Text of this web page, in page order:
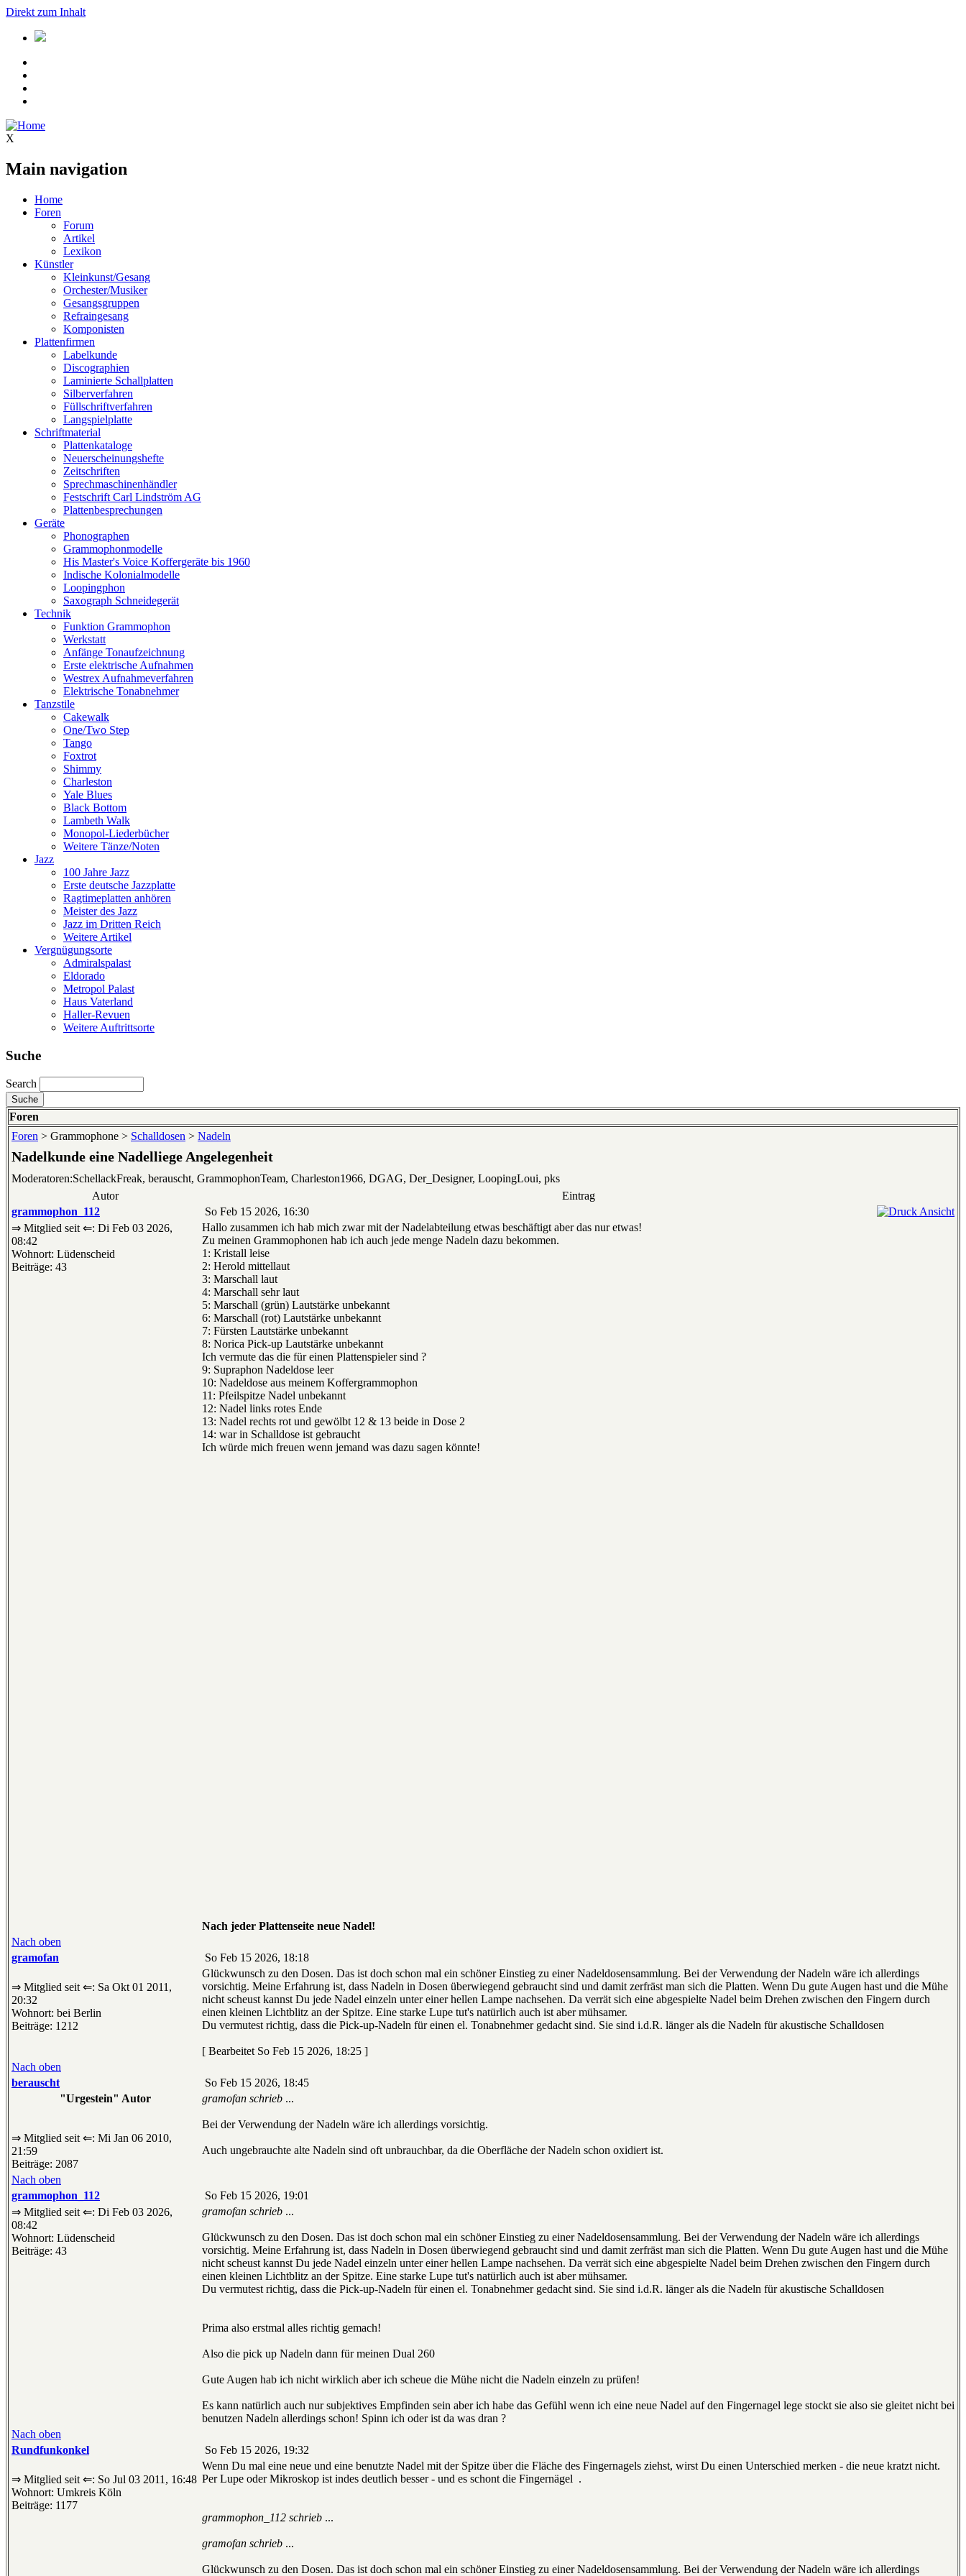
Direkt zum Inhalt
X
Main navigation
Home
Foren
Forum
Artikel
Lexikon
Künstler
Kleinkunst/Gesang
Orchester/Musiker
Gesangsgruppen
Refraingesang
Komponisten
Plattenfirmen
Labelkunde
Discographien
Laminierte Schallplatten
Silberverfahren
Füllschriftverfahren
Langspielplatte
Schriftmaterial
Plattenkataloge
Neuerscheinungshefte
Zeitschriften
Sprechmaschinenhändler
Festschrift Carl Lindström AG
Plattenbesprechungen
Geräte
Phonographen
Grammophonmodelle
His Master's Voice Koffergeräte bis 1960
Indische Kolonialmodelle
Loopingphon
Saxograph Schneidegerät
Technik
Funktion Grammophon
Werkstatt
Anfänge Tonaufzeichnung
Erste elektrische Aufnahmen
Westrex Aufnahmeverfahren
Elektrische Tonabnehmer
Tanzstile
Cakewalk
One/Two Step
Tango
Foxtrot
Shimmy
Charleston
Yale Blues
Black Bottom
Lambeth Walk
Monopol-Liederbücher
Weitere Tänze/Noten
Jazz
100 Jahre Jazz
Erste deutsche Jazzplatte
Ragtimeplatten anhören
Meister des Jazz
Jazz im Dritten Reich
Weitere Artikel
Vergnügungsorte
Admiralspalast
Eldorado
Metropol Palast
Haus Vaterland
Haller-Revuen
Weitere Auftrittsorte
Suche
Search
Foren
Foren > Grammophone > Schalldosen > Nadeln
Nadelkunde eine Nadelliege Angelegenheit
Moderatoren:SchellackFreak, berauscht, GrammophonTeam, Charleston1966, DGAG, Der_Designer, LoopingLoui, pks
Autor
Eintrag
grammophon_112
So Feb 15 2026, 16:30
⇒ Mitglied seit ⇐: Di Feb 03 2026,
08:42
Wohnort: Lüdenscheid
Beiträge: 43
Hallo zusammen ich hab mich zwar mit der Nadelabteilung etwas beschäftigt aber das nur etwas!
Zu meinen Grammophonen hab ich auch jede menge Nadeln dazu bekommen.
1: Kristall leise
2: Herold mittellaut
3: Marschall laut
4: Marschall sehr laut
5: Marschall (grün) Lautstärke unbekannt
6: Marschall (rot) Lautstärke unbekannt
7: Fürsten Lautstärke unbekannt
8: Norica Pick-up Lautstärke unbekannt
Ich vermute das die für einen Plattenspieler sind ?
9: Supraphon Nadeldose leer
10: Nadeldose aus meinem Koffergrammophon
11: Pfeilspitze Nadel unbekannt
12: Nadel links rotes Ende
13: Nadel rechts rot und gewölbt 12 & 13 beide in Dose 2
14: war in Schalldose ist gebraucht
Ich würde mich freuen wenn jemand was dazu sagen könnte!
Nach jeder Plattenseite neue Nadel!
Nach oben
gramofan
So Feb 15 2026, 18:18
⇒ Mitglied seit ⇐: Sa Okt 01 2011,
20:32
Wohnort: bei Berlin
Beiträge: 1212
Glückwunsch zu den Dosen. Das ist doch schon mal ein schöner Einstieg zu einer Nadeldosensammlung. Bei der Verwendung der Nadeln wäre ich allerdings
vorsichtig. Meine Erfahrung ist, dass Nadeln in Dosen überwiegend gebraucht sind und damit zerfräst man sich die Platten. Wenn Du gute Augen hast und die Mühe
nicht scheust kannst Du jede Nadel einzeln unter einer hellen Lampe nachsehen. Da verrät sich eine abgespielte Nadel beim Drehen zwischen den Fingern durch
einen kleinen Lichtblitz an der Spitze. Eine starke Lupe tut's natürlich auch ist aber mühsamer.
Du vermutest richtig, dass die Pick-up-Nadeln für einen el. Tonabnehmer gedacht sind. Sie sind i.d.R. länger als die Nadeln für akustische Schalldosen
[ Bearbeitet So Feb 15 2026, 18:25 ]
Nach oben
berauscht
So Feb 15 2026, 18:45
"Urgestein" Autor
⇒ Mitglied seit ⇐: Mi Jan 06 2010,
21:59
Beiträge: 2087
gramofan schrieb ...
Bei der Verwendung der Nadeln wäre ich allerdings vorsichtig.
Auch ungebrauchte alte Nadeln sind oft unbrauchbar, da die Oberfläche der Nadeln schon oxidiert ist.
Nach oben
grammophon_112
So Feb 15 2026, 19:01
⇒ Mitglied seit ⇐: Di Feb 03 2026,
08:42
Wohnort: Lüdenscheid
Beiträge: 43
gramofan schrieb ...
Glückwunsch zu den Dosen. Das ist doch schon mal ein schöner Einstieg zu einer Nadeldosensammlung. Bei der Verwendung der Nadeln wäre ich allerdings
vorsichtig. Meine Erfahrung ist, dass Nadeln in Dosen überwiegend gebraucht sind und damit zerfräst man sich die Platten. Wenn Du gute Augen hast und die Mühe
nicht scheust kannst Du jede Nadel einzeln unter einer hellen Lampe nachsehen. Da verrät sich eine abgespielte Nadel beim Drehen zwischen den Fingern durch
einen kleinen Lichtblitz an der Spitze. Eine starke Lupe tut's natürlich auch ist aber mühsamer.
Du vermutest richtig, dass die Pick-up-Nadeln für einen el. Tonabnehmer gedacht sind. Sie sind i.d.R. länger als die Nadeln für akustische Schalldosen
Prima also erstmal alles richtig gemach!
Also die pick up Nadeln dann für meinen Dual 260
Gute Augen hab ich nicht wirklich aber ich scheue die Mühe nicht die Nadeln einzeln zu prüfen!
Es kann natürlich auch nur subjektives Empfinden sein aber ich habe das Gefühl wenn ich eine neue Nadel auf den Fingernagel lege stockt sie also sie gleitet nicht bei
benutzen Nadeln allerdings schon! Spinn ich oder ist da was dran ?
Nach oben
Rundfunkonkel
So Feb 15 2026, 19:32
⇒ Mitglied seit ⇐: So Jul 03 2011, 16:48
Wohnort: Umkreis Köln
Beiträge: 1177
Wenn Du mal eine neue und eine benutzte Nadel mit der Spitze über die Fläche des Fingernagels ziehst, wirst Du einen Unterschied merken - die neue kratzt nicht.
Per Lupe oder Mikroskop ist indes deutlich besser - und es schont die Fingernägel .
grammophon_112 schrieb ...
gramofan schrieb ...
Glückwunsch zu den Dosen. Das ist doch schon mal ein schöner Einstieg zu einer Nadeldosensammlung. Bei der Verwendung der Nadeln wäre ich allerdings